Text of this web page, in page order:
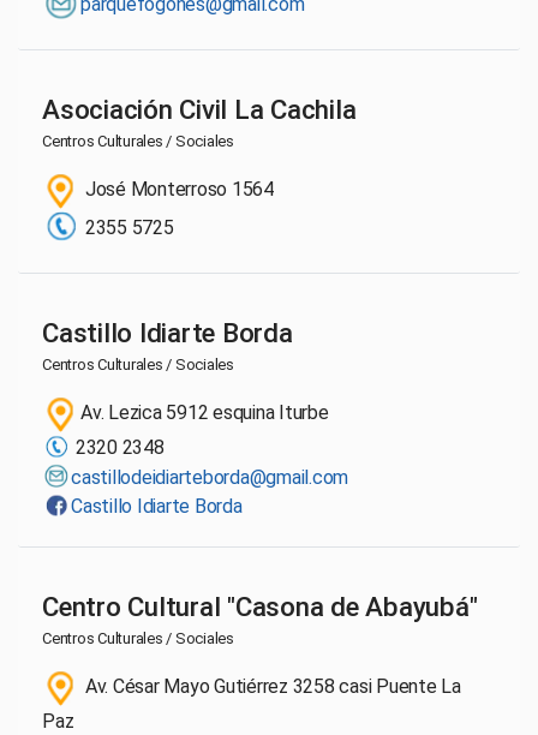
Asociación Civil La Cachila
Centros Culturales / Sociales
José Monterroso 1564
2355 5725
Castillo Idiarte Borda
Centros Culturales / Sociales
Av. Lezica 5912 esquina Iturbe
2320 2348
castillodeidiarteborda@gmail.com
Castillo Idiarte Borda
Centro Cultural "Casona de Abayubá"
Centros Culturales / Sociales
Av. César Mayo Gutiérrez 3258 casi Puente La
Paz